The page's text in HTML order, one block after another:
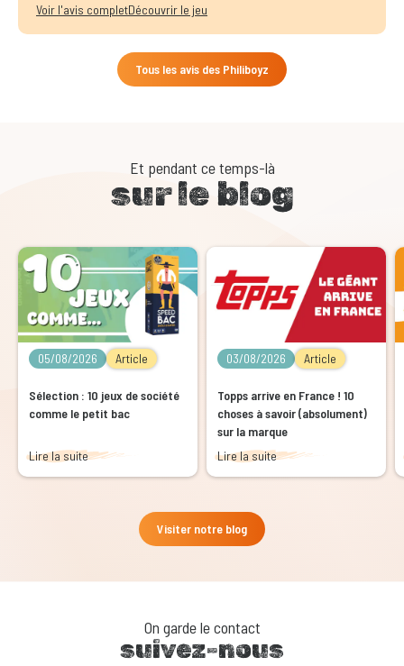
Voir l'avis completDécouvrir le jeu
Tous les avis des Philiboyz
Et pendant ce temps-là
sur le blog
05/08/2026 Article
Sélection : 10 jeux de société
comme le petit bac
Lire la suite
03/08/2026 Article
Topps arrive en France ! 10
choses à savoir (absolument)
sur la marque
Lire la suite
Visiter notre blog
On garde le contact
suivez-nous